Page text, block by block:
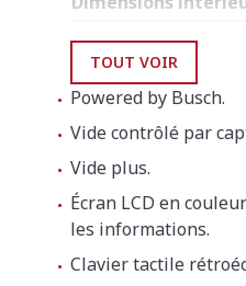
Largeur
Profondeur
Hauteur
Dimensions
Largeur
Profondeur
TOUT VOIR
Powered by Busch.
Vide contrôlé par
Vide plus.
Écran LCD en
les informations.
Clavier tactile